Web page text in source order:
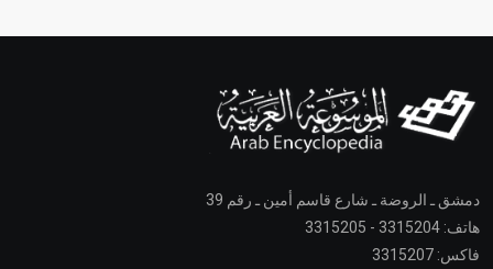
دمشق ـ الروضة ـ شارع قاسم أمين ـ رقم 39
هاتف: 3315204 - 3315205
فاكس: 3315207